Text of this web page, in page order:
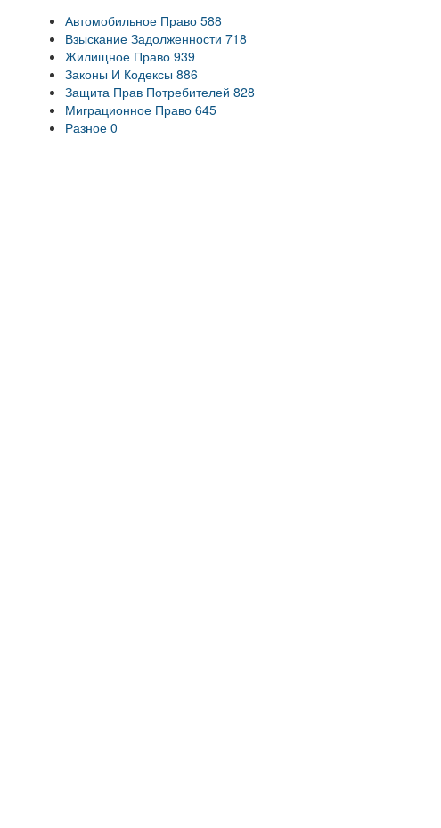
Автомобильное Право 588
Взыскание Задолженности 718
Жилищное Право 939
Законы И Кодексы 886
Защита Прав Потребителей 828
Миграционное Право 645
Разное 0